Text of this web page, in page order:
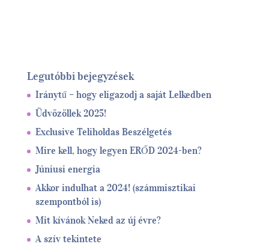
Legutóbbi bejegyzések
Iránytű – hogy eligazodj a saját Lelkedben
Üdvözöllek 2025!
Exclusive Teliholdas Beszélgetés
Mire kell, hogy legyen ERŐD 2024-ben?
Júniusi energia
Akkor indulhat a 2024! (számmisztikai
szempontból is)
Mit kívánok Neked az új évre?
A szív tekintete